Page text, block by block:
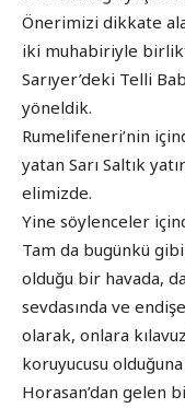
Önerimizi dikkate
iki muhabiriyle
Sarıyer’deki Telli
yöneldik.
Rumelifeneri’nin
yatan Sarı Saltık
elimizde.
Yine söylenceler
Tam da bugünkü
olduğu bir havada,
sevdasında ve
olarak, onlara
koruyucusu olduğuna
Horasan’dan gelen